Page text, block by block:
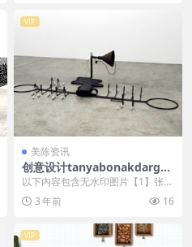
VIP
美陈资讯
创意设计tanyabonakdargall
ery美陈创意 (1075)
以下内容包含无水印图片【1】张
，开通会员无障碍浏览 开通VIP会
员 3 年前 16
VIP